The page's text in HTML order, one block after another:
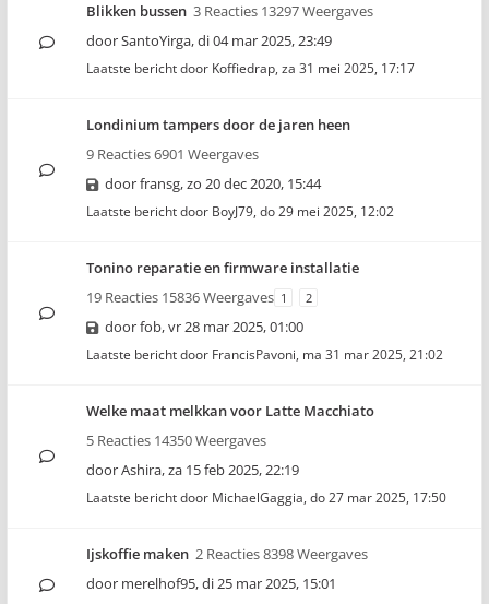
Blikken bussen 3 Reacties 13297 Weergaves
doorSantoYirga,di 04 mar 2025, 23:49
Laatste bericht door Koffiedrap, za 31 mei 2025, 17:17
Londinium tampers door de jaren heen
9 Reacties 6901 Weergaves
doorfransg,zo 20 dec 2020, 15:44
Laatste bericht door BoyJ79, do 29 mei 2025, 12:02
Tonino reparatie en firmware installatie
19 Reacties 15836 Weergaves 1 2
doorfob,vr 28 mar 2025, 01:00
Laatste bericht door FrancisPavoni, ma 31 mar 2025, 21:02
Welke maat melkkan voor Latte Macchiato
5 Reacties 14350 Weergaves
doorAshira,za 15 feb 2025, 22:19
Laatste bericht door MichaelGaggia, do 27 mar 2025, 17:50
Ijskoffie maken 2 Reacties 8398 Weergaves
door merelhof95,di 25 mar 2025, 15:01